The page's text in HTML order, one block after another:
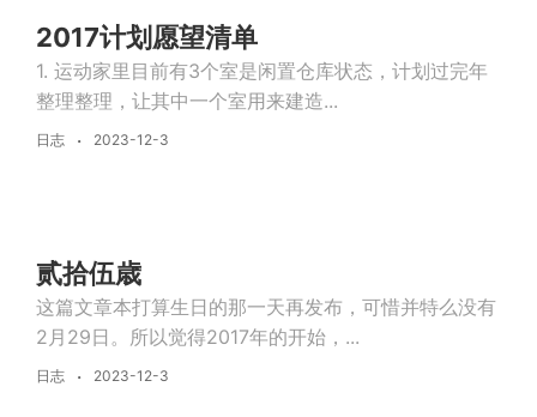
2017计划愿望清单
1. 运动家里目前有3个室是闲置仓库状态，计划过完年
整理整理，让其中一个室用来建造...
日志 2023-12-3
贰拾伍歳
这篇文章本打算生日的那一天再发布，可惜并特么没有
2月29日。所以觉得2017年的开始，...
日志 2023-12-3